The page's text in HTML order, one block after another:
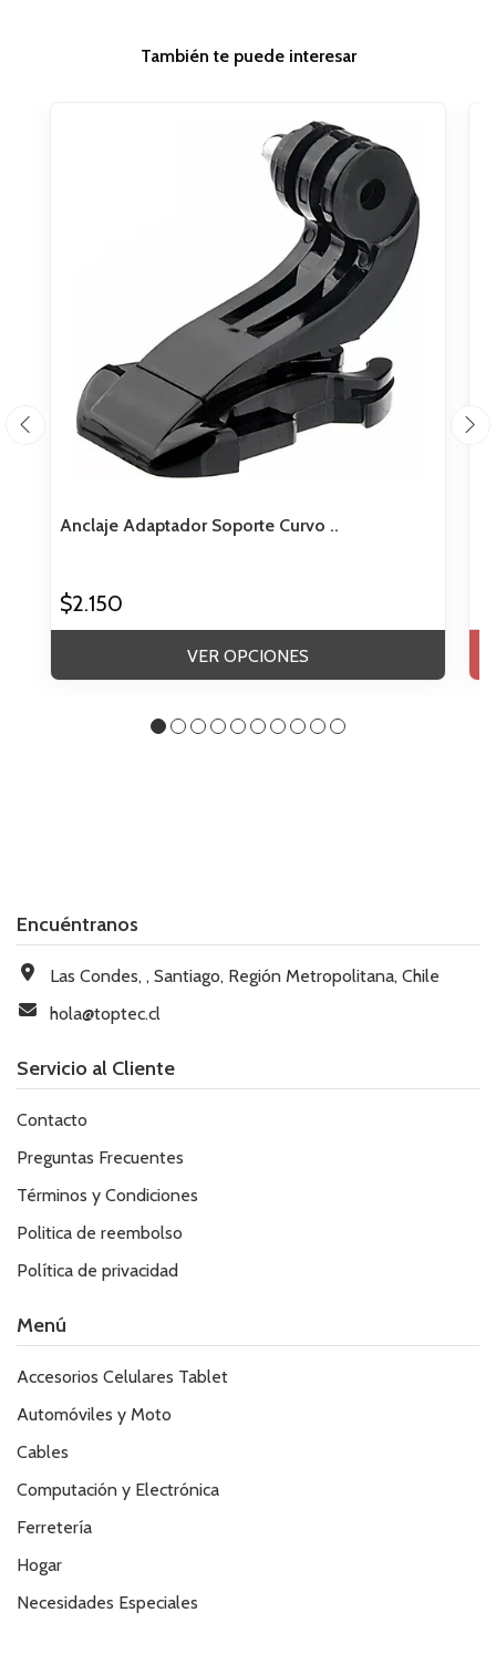
También te puede interesar
Anclaje Adaptador Soporte Curvo ..
$2.150
VER OPCIONES
Encuéntranos
Las Condes, , Santiago, Región Metropolitana, Chile
hola@toptec.cl
Servicio al Cliente
Contacto
Preguntas Frecuentes
Términos y Condiciones
Politica de reembolso
Política de privacidad
Menú
Accesorios Celulares Tablet
Automóviles y Moto
Cables
Computación y Electrónica
Ferretería
Hogar
Necesidades Especiales